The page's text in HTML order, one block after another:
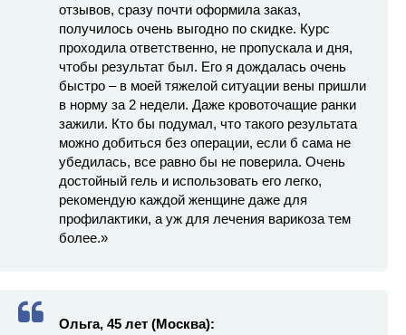
отзывов, сразу почти оформила заказ,
получилось очень выгодно по скидке. Курс
проходила ответственно, не пропускала и дня,
чтобы результат был. Его я дождалась очень
быстро – в моей тяжелой ситуации вены пришли
в норму за 2 недели. Даже кровоточащие ранки
зажили. Кто бы подумал, что такого результата
можно добиться без операции, если б сама не
убедилась, все равно бы не поверила. Очень
достойный гель и использовать его легко,
рекомендую каждой женщине даже для
профилактики, а уж для лечения варикоза тем
более.»
Ольга, 45 лет (Москва):